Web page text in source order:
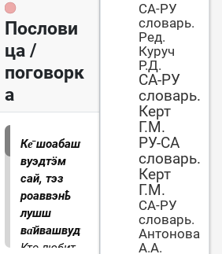
Послови
ца /
поговорк
а
Ке̄ шоабашт
вуэдтӭм
сай, тэз
роаввэнҍ
лушш
ва̄йвашвудт
Кто любит
СА-РУ
словарь.
Ред.
Куруч
Р.Д.
СА-РУ
словарь.
Керт
Г.М.
РУ-СА
словарь.
Керт
Г.М.
СА-РУ
словарь.
Антонова
А.А.